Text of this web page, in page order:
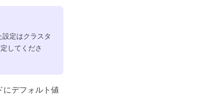
定はクラスタ
してくださ
デフォルト値